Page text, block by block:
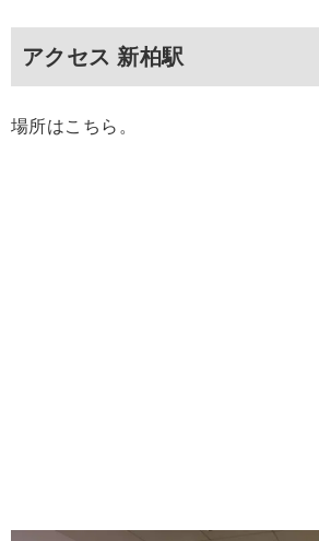
アクセス 新柏駅
場所はこちら。